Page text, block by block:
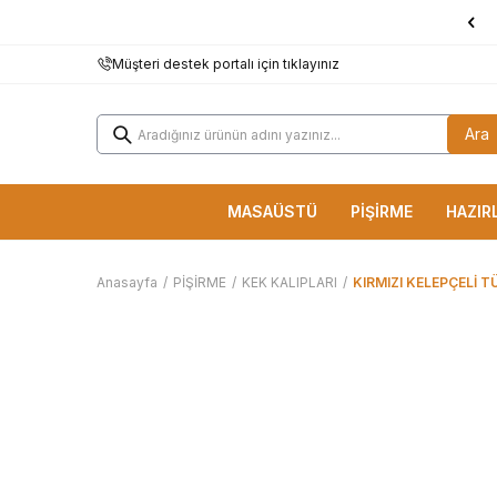
Müşteri destek portalı için tıklayınız
Ara
MASAÜSTÜ PİŞİRME
Anasayfa / PİŞİRME / KEK KALIPLARI / KIRMIZI KELEPÇELİ